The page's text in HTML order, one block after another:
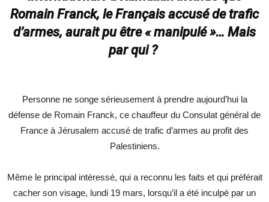
Romain Franck, le Français accusé de trafic
d’armes, aurait pu être « manipulé »… Mais
par qui ?
Personne ne songe sérieusement à prendre aujourd’hui la
défense de Romain Franck, ce chauffeur du Consulat général de
France à Jérusalem accusé de trafic d’armes au profit des
Palestiniens.
Même le principal intéressé, qui a reconnu les faits et qui préférait
cacher son visage, lundi 19 mars, lorsqu’il a été inculpé par un